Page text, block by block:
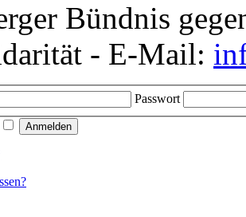
Bündnis
- E-Mail:
Passwort